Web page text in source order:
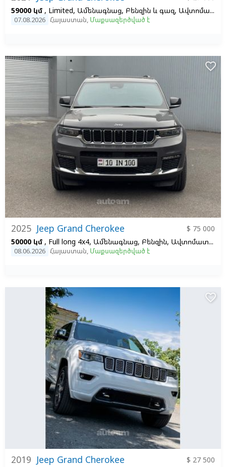
59000 կմ , Limited, Ամենագնաց, Բենզին և գազ, Ավտոմատ, Ձախ,
07.08.2026 Հայաստան, Մաքսազերծված է
2025 Jeep Grand Cherokee
$ 75 000
50000 կմ , Full long 4x4, Ամենագնաց, Բենզին, Ավտոմատ, Ձախ,
08.06.2026 Հայաստան, Մաքսազերծված է
favorite_border
2019 Jeep Grand Cherokee
$ 27 500
favorite_border